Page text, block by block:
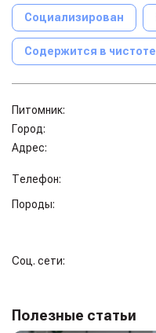
Социализирован
Содержится в чистоте
Питомник:
Город:
Адрес:
Телефон:
Породы:
Соц. сети:
Полезные статьи